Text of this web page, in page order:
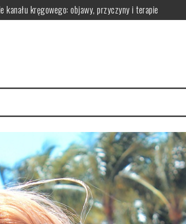
działanie na skórę
i przechowywanie do wygodnej aranżacji